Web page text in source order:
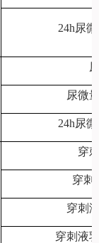
24h尿微
尿
尿微量
24h尿微
穿刺
穿刺
穿刺液
穿刺液乳